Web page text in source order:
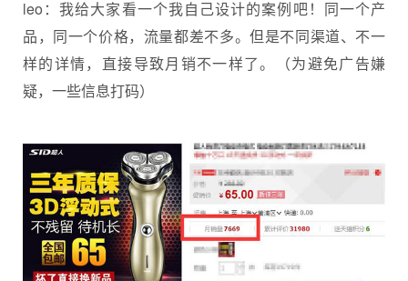
leo：我给大家看一个我自己设计的案例吧！同一个产
品，同一个价格，流量都差不多。但是不同渠道、不一
样的详情，直接导致月销不一样了。（为避免广告嫌
疑，一些信息打码）